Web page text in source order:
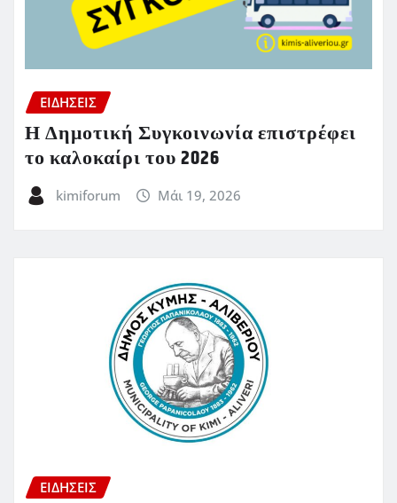
ΕΙΔΗΣΕΙΣ
Η Δημοτική Συγκοινωνία επιστρέφει
το καλοκαίρι του 2026
kimiforum Μάι 19, 2026
ΕΙΔΗΣΕΙΣ